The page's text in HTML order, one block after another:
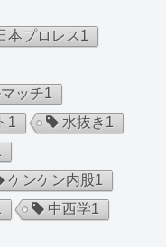
本プロレス1
ッチ1
1 水抜き 1
ケンケン内股1
中西学1